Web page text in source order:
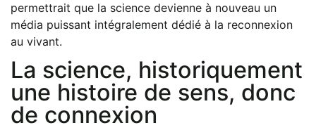
permettrait que la science devienne à nouveau un
média puissant intégralement dédié à la reconnexion
au vivant.
La science, historiquement
une histoire de sens, donc
de connexion